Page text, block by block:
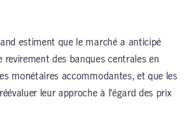
estiment que le marché a anticipé
revirement des banques centrales en
monétaires accommodantes, et que les
leur approche à l’égard des prix